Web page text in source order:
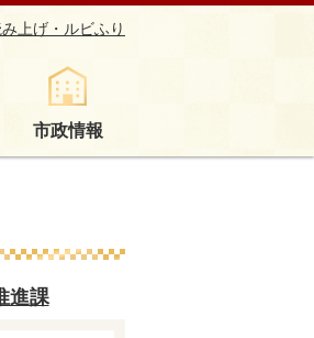
上げ・ルビふり
市政情報
進課